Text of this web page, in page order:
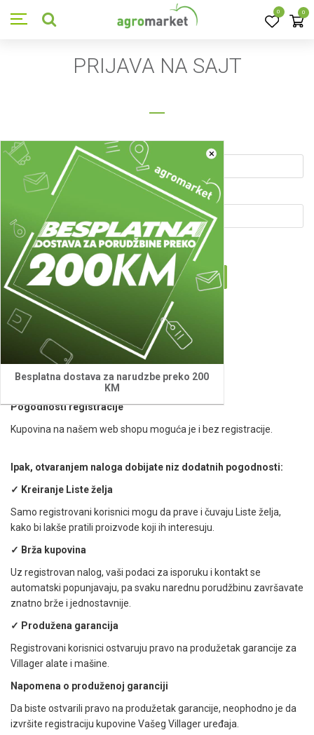
0 0
×
Besplatna dostava za narudzbe preko 200
KM
PRIJAVA NA SAJT
Email adresa:
Lozinka:
Zaboravili ste lozinku?
PRIJAVA
Novi korisnik?
REGISTRUJTE SE
Pogodnosti registracije
Kupovina na našem web shopu moguća je i bez registracije.
Ipak, otvaranjem naloga dobijate niz dodatnih pogodnosti:
✓ Kreiranje Liste želja
Samo registrovani korisnici mogu da prave i čuvaju Liste želja,
kako bi lakše pratili proizvode koji ih interesuju.
✓ Brža kupovina
Uz registrovan nalog, vaši podaci za isporuku i kontakt se
automatski popunjavaju, pa svaku narednu porudžbinu završavate
znatno brže i jednostavnije.
✓ Produžena garancija
Registrovani korisnici ostvaruju pravo na produžetak garancije za
Villager alate i mašine.
Napomena o produženoj garanciji
Da biste ostvarili pravo na produžetak garancije, neophodno je da
izvršite registraciju kupovine Vašeg Villager uređaja.